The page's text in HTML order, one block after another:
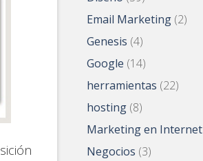
Email Marketing (2)
Genesis (4)
Google (14)
herramientas (22)
hosting (8)
Marketing en Internet
Negocios (3)